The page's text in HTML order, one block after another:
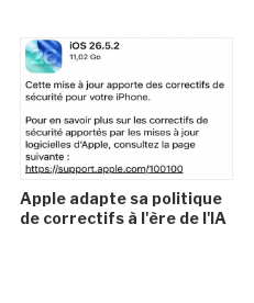
Apple adapte sa politique
de correctifs à l'ère de l'IA